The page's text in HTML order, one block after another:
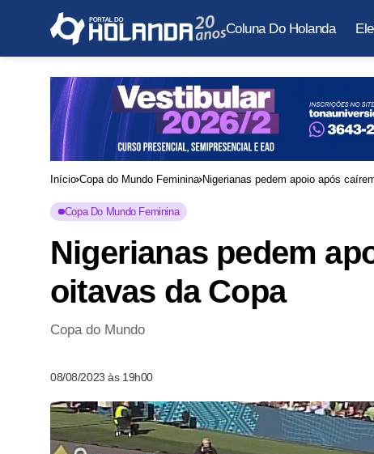
Coluna Do Holanda
Início Copa do Mundo Feminina Nigerianas pedem apoio após
Copa Do Mundo Feminina
Nigerianas pedem
oitavas da Copa
Copa do Mundo
08/08/2023 às 19h00